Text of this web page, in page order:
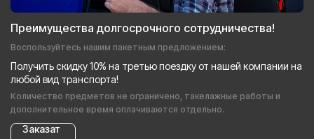
Преимущества долгосрочного сотрудничества!
Воспользуйтесь нашим пакетным предложением:
Получить скидку 10% на третью поездку от нашей компании на
любой вид транспорта!
Количество предметов не ограничено, такелажные работы и
дополнительное время оплачиваются отдельно.
Заказат